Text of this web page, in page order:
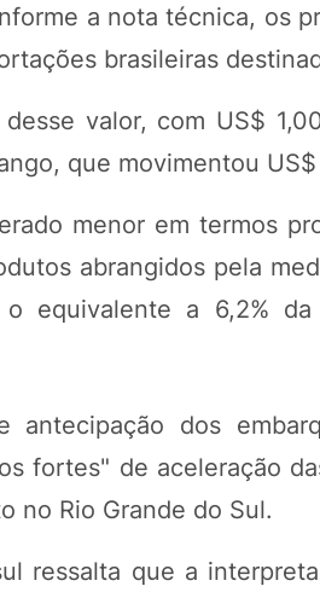
a nota técnica, os
brasileiras
valor, com US$
que movimentou
menor em termos
abrangidos pela
equivalente a 6,2%
dos
fortes" de aceleração
no Rio Grande do Sul.
ressalta que a